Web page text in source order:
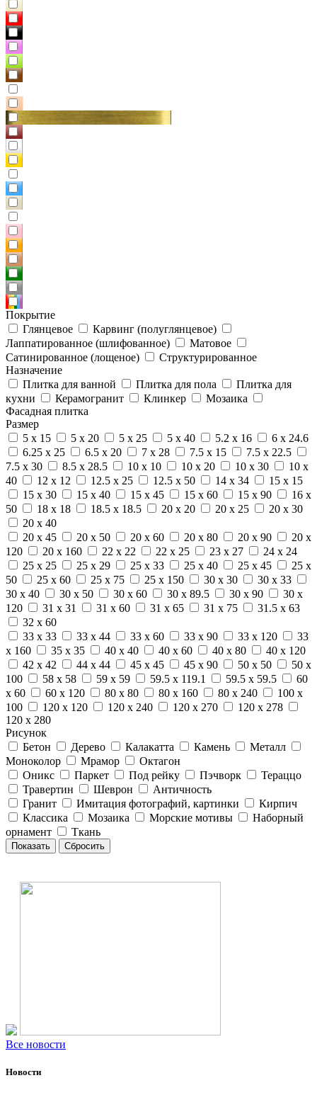
Покрытие
Глянцевое
Карвинг (полуглянцевое)
Лаппатированное (шлифованное)
Матовое
Сатинированное (лощеное)
Структурированное
Назначение
Плитка для ванной
Плитка для пола
Плитка для
кухни
Керамогранит Клинкер
Мозаика
Фасадная плитка
Размер
5 x 15
5 x 20 5 x 25 5 x 40 5.2 x 16
6 x 24.6
6.25 x 25
6.5 x 20 7 x 28 7.5 x 15
7.5 x 22.5
7.5 x 30
8.5 x 28.5 10 x 10 10 x 20 10 x 30
10 x
40
12 x 12 12.5 x 25 12.5 x 50 14 x 34
15 x 15
15 x 30
15 x 40 15 x 45 15 x 60 15 x 90
16 x
50
18 x 18 18.5 x 18.5 20 x 20 20 x 25
20 x 30
20 x 40
20 x 45
20 x 50 20 x 60 20 x 80 20 x 90
20 x
120
20 x 160 22 x 22 22 x 25 23 x 27
24 x 24
25 x 25
25 x 29 25 x 33 25 x 40 25 x 45
25 x
50
25 x 60 25 x 75 25 x 150 30 x 30
30 x 33
30 x 40
30 x 50 30 x 60 30 x 89.5 30 x 90
30 x
120
31 x 31 31 x 60 31 x 65 31 x 75
31.5 x 63
32 x 60
33 x 33
33 x 44 33 x 60 33 x 90 33 x 120
33
x 160
35 x 35 40 x 40 40 x 60 40 x 80
40 x 120
42 x 42
44 x 44 45 x 45 45 x 90 50 x 50
50 x
100
58 x 58 59 x 59 59.5 x 119.1 59.5 x 59.5
60
x 60
60 x 120 80 x 80 80 x 160 80 x 240
100 x
100
120 x 120 120 x 240 120 x 270
120 x 278
120 x 280
Рисунок
Бетон
Дерево Калакатта Камень
Металл
Моноколор
Мрамор
Октагон
Оникс
Паркет Под рейку Пэчворк
Тераццо
Травертин
Шеврон
Античность
Гранит
Имитация фотографий, картинки
Кирпич
Классика
Мозаика Морские мотивы
Наборный
орнамент
Ткань
Все новости
Новости